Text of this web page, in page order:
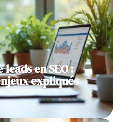
en SEO :
expliqués